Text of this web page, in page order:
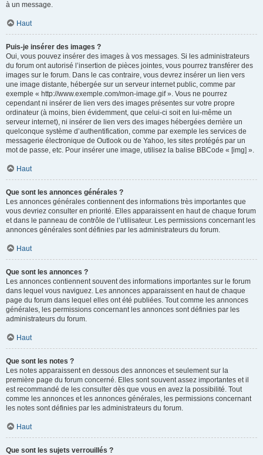
à un message.
Haut
Puis-je insérer des images ?
Oui, vous pouvez insérer des images à vos messages. Si les administrateurs
du forum ont autorisé l’insertion de pièces jointes, vous pourrez transférer des
images sur le forum. Dans le cas contraire, vous devrez insérer un lien vers
une image distante, hébergée sur un serveur internet public, comme par
exemple « http://www.exemple.com/mon-image.gif ». Vous ne pourrez
cependant ni insérer de lien vers des images présentes sur votre propre
ordinateur (à moins, bien évidemment, que celui-ci soit en lui-même un
serveur internet), ni insérer de lien vers des images hébergées derrière un
quelconque système d’authentification, comme par exemple les services de
messagerie électronique de Outlook ou de Yahoo, les sites protégés par un
mot de passe, etc. Pour insérer une image, utilisez la balise BBCode « [img] ».
Haut
Que sont les annonces générales ?
Les annonces générales contiennent des informations très importantes que
vous devriez consulter en priorité. Elles apparaissent en haut de chaque forum
et dans le panneau de contrôle de l’utilisateur. Les permissions concernant les
annonces générales sont définies par les administrateurs du forum.
Haut
Que sont les annonces ?
Les annonces contiennent souvent des informations importantes sur le forum
dans lequel vous naviguez. Les annonces apparaissent en haut de chaque
page du forum dans lequel elles ont été publiées. Tout comme les annonces
générales, les permissions concernant les annonces sont définies par les
administrateurs du forum.
Haut
Que sont les notes ?
Les notes apparaissent en dessous des annonces et seulement sur la
première page du forum concerné. Elles sont souvent assez importantes et il
est recommandé de les consulter dès que vous en avez la possibilité. Tout
comme les annonces et les annonces générales, les permissions concernant
les notes sont définies par les administrateurs du forum.
Haut
Que sont les sujets verrouillés ?